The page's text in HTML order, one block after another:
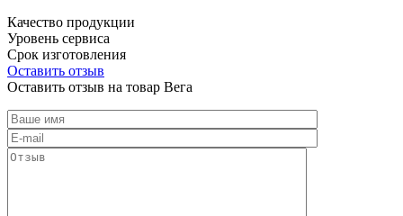
Качество продукции
Уровень сервиса
Срок изготовления
Оставить отзыв
Оставить отзыв на товар Вега